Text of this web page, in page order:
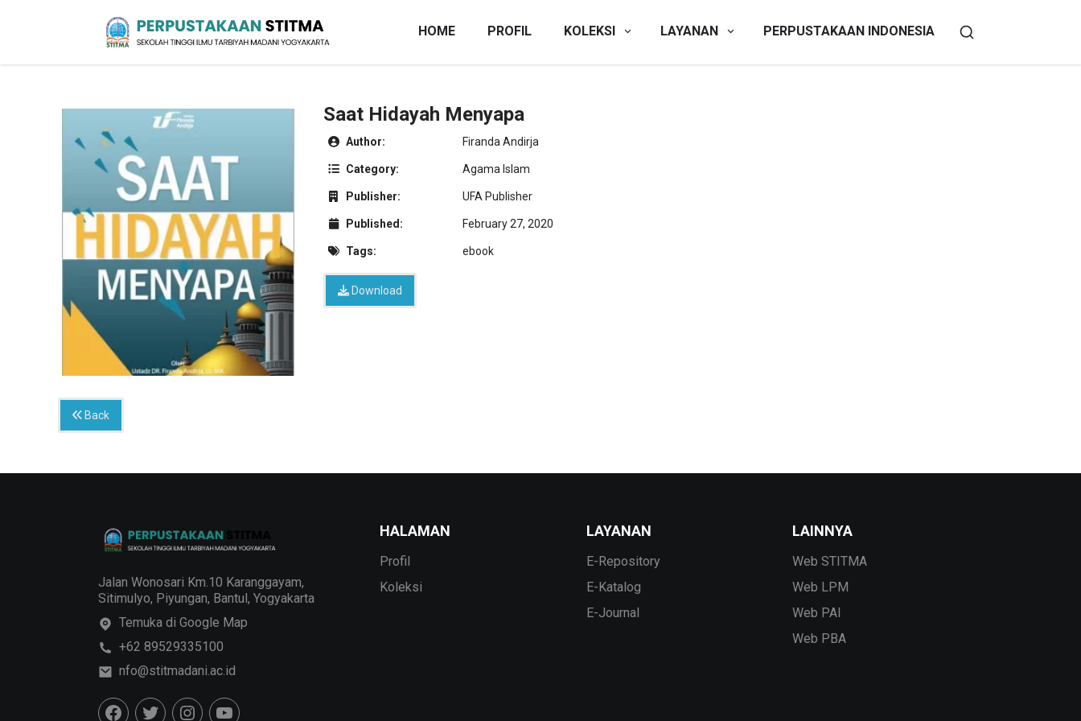
Perpustakaan STITMA
Yogyakarta
HOME PROFIL KOLEKSI LAYANAN PERPUSTAKAAN INDONESIA
Saat Hidayah Menyapa
Author: Firanda Andirja
Category: Agama Islam
Publisher: UFA Publisher
Published: February 27, 2020
Tags: ebook
Download
Back
Jalan Wonosari Km.10 Karanggayam,
Sitimulyo, Piyungan, Bantul, Yogyakarta
Temuka di Google Map
+62 89529335100
nfo@stitmadani.ac.id
HALAMAN
Profil
Koleksi
LAYANAN
E-Repository
E-Katalog
E-Journal
LAINNYA
Web STITMA
Web LPM
Web PAI
Web PBA